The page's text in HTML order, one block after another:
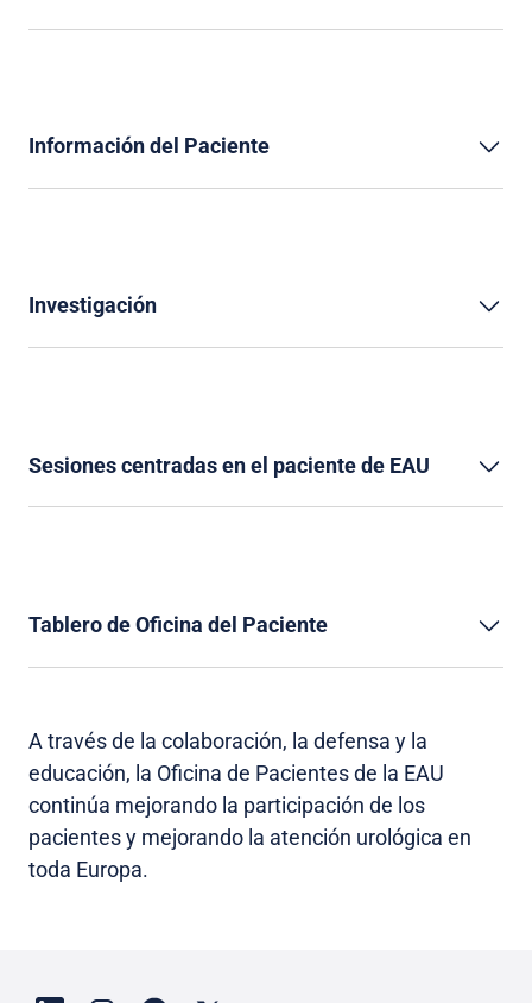
Información del Paciente
Investigación
Sesiones centradas en el paciente de EAU
Tablero de Oficina del Paciente
A través de la colaboración, la defensa y la
educación, la Oficina de Pacientes de la EAU
continúa mejorando la participación de los
pacientes y mejorando la atención urológica en
toda Europa.